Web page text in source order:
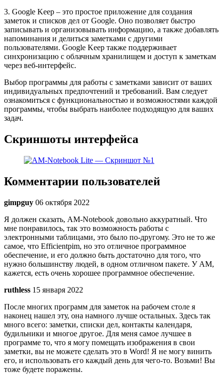
3. Google Keep – это простое приложение для создания
заметок и списков дел от Google. Оно позволяет быстро
записывать и организовывать информацию, а также добавлять
напоминания и делиться заметками с другими
пользователями. Google Keep также поддерживает
синхронизацию с облачным хранилищем и доступ к заметкам
через веб-интерфейс.
Выбор программы для работы с заметками зависит от ваших
индивидуальных предпочтений и требований. Вам следует
ознакомиться с функциональностью и возможностями каждой
программы, чтобы выбрать наиболее подходящую для ваших
задач.
Скриншоты интерфейса
Комментарии пользователей
gimpguy 06 октября 2022
Я должен сказать, AM-Notebook довольно аккуратный. Что
мне понравилось, так это возможность работы с
электронными таблицами, это было по-другому. Это не то же
самое, что Efficientpim, но это отличное программное
обеспечение, и его должно быть достаточно для того, что
нужно большинству людей, в одном отличном пакете. У AM,
кажется, есть очень хорошее программное обеспечение.
ruthless 15 января 2022
После многих программ для заметок на рабочем столе я
наконец нашел эту, она намного лучше остальных. Здесь так
много всего: заметки, списки дел, контакты календаря,
будильники и многое другое. Для меня самое лучшее в
программе то, что я могу помещать изображения в свои
заметки, вы не можете сделать это в Word! Я не могу винить
его, и использовать его каждый день для чего-то. Возьми! Вы
тоже будете поражены.